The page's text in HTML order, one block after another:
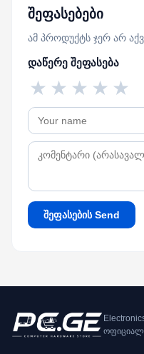
შეფასებები
ამ პროდუქტს ჯერ არ
დაწერე შეფასება
★
★
★
★
★
შეფასების Send